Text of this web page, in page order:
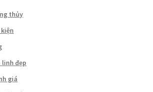
thủy
linh đẹp
giá